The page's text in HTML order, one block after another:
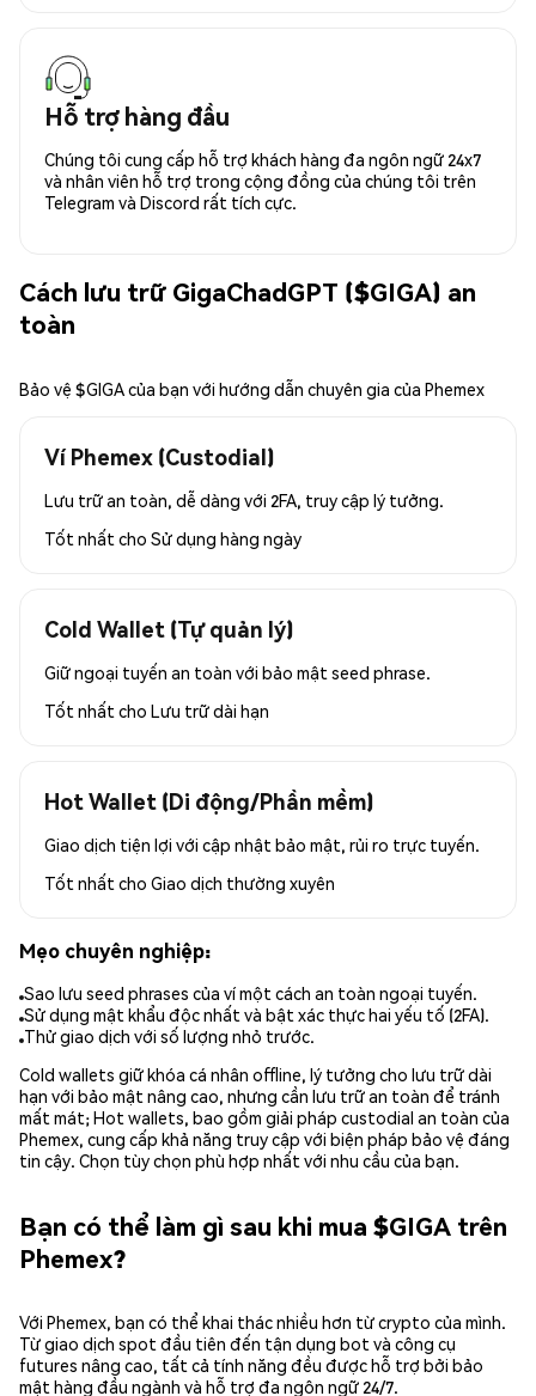
Hỗ trợ hàng đầu
Chúng tôi cung cấp hỗ trợ khách hàng đa ngôn ngữ 24x7
và nhân viên hỗ trợ trong cộng đồng của chúng tôi trên
Telegram và Discord rất tích cực.
Cách lưu trữ GigaChadGPT ($GIGA) an
toàn
Bảo vệ $GIGA của bạn với hướng dẫn chuyên gia của Phemex
Ví Phemex (Custodial)
Lưu trữ an toàn, dễ dàng với 2FA, truy cập lý tưởng.
Tốt nhất cho Sử dụng hàng ngày
Cold Wallet (Tự quản lý)
Giữ ngoại tuyến an toàn với bảo mật seed phrase.
Tốt nhất cho Lưu trữ dài hạn
Hot Wallet (Di động/Phần mềm)
Giao dịch tiện lợi với cập nhật bảo mật, rủi ro trực tuyến.
Tốt nhất cho Giao dịch thường xuyên
Mẹo chuyên nghiệp:
Sao lưu seed phrases của ví một cách an toàn ngoại tuyến.
Sử dụng mật khẩu độc nhất và bật xác thực hai yếu tố (2FA).
Thử giao dịch với số lượng nhỏ trước.
Cold wallets giữ khóa cá nhân offline, lý tưởng cho lưu trữ dài
hạn với bảo mật nâng cao, nhưng cần lưu trữ an toàn để tránh
mất mát; Hot wallets, bao gồm giải pháp custodial an toàn của
Phemex, cung cấp khả năng truy cập với biện pháp bảo vệ đáng
tin cậy. Chọn tùy chọn phù hợp nhất với nhu cầu của bạn.
Bạn có thể làm gì sau khi mua $GIGA trên
Phemex?
Với Phemex, bạn có thể khai thác nhiều hơn từ crypto của mình.
Từ giao dịch spot đầu tiên đến tận dụng bot và công cụ
futures nâng cao, tất cả tính năng đều được hỗ trợ bởi bảo
mật hàng đầu ngành và hỗ trợ đa ngôn ngữ 24/7.